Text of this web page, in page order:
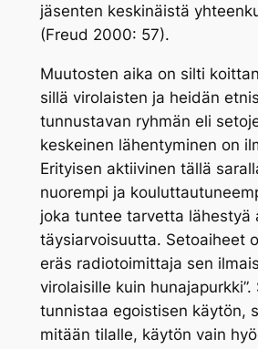
jäsenten keskinäistä
(Freud 2000: 57).
Muutosten aika on silti
sillä virolaisten ja heidän
tunnustavan ryhmän eli
keskeinen lähentyminen on
Erityisen aktiivinen tällä
nuorempi ja
joka tuntee tarvetta lähestyä
täysiarvoisuutta. Setoaiheet
eräs radiotoimittaja sen
virolaisille kuin
tunnistaa egoistisen käytön,
mitään tilalle, käytön vain